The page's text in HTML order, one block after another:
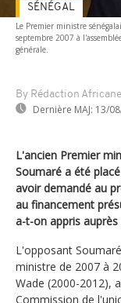
Le Premier ministre
septembre 2007 à
générale.
By Rédaction
Dernière MAJ: 13/
SÉNÉGAL
L'ancien Premier
Soumaré a été
avoir demandé au
au financement
a-t-on appris
L'opposant
ministre de 2007 à
Wade (2000-2012),
Commission de